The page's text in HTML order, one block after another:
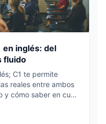
en inglés: del
fluido
C1 te permite
reales entre ambos
y cómo saber en cuál